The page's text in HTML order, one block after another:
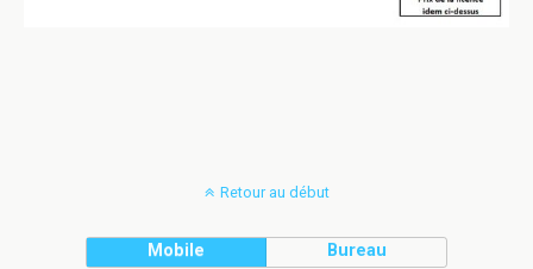
Retour au début
Mobile Bureau